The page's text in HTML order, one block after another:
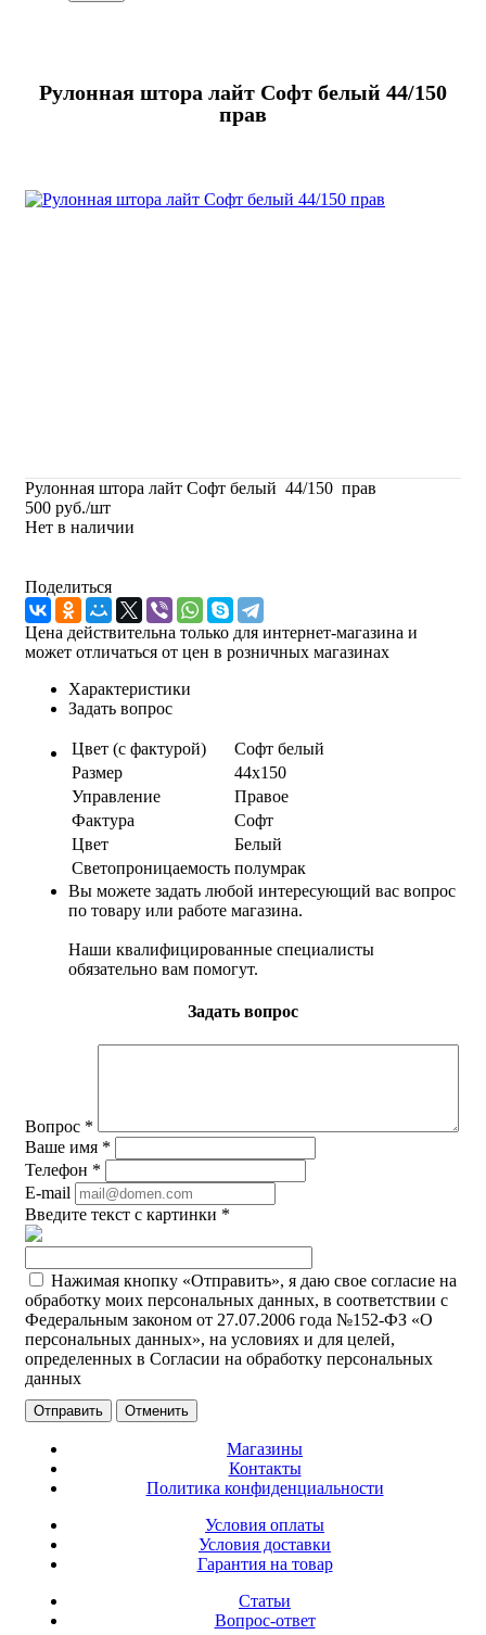
Рулонная штора лайт Софт белый 44/150
прав
Рулонная штора лайт Софт белый 44/150 прав
500 руб./шт
Нет в наличии
Поделиться
Цена действительна только для интернет-магазина и
может отличаться от цен в розничных магазинах
Характеристики
Задать вопрос
Цвет (с фактурой)
Софт белый
Размер
44х150
Управление
Правое
Фактура
Софт
Цвет
Белый
Светопроницаемость полумрак
Вы можете задать любой интересующий вас вопрос
по товару или работе магазина.
Наши квалифицированные специалисты
обязательно вам помогут.
Задать вопрос
Вопрос *
Ваше имя *
Телефон *
E-mail
Введите текст с картинки *
Нажимая кнопку «Отправить», я даю свое согласие на
обработку моих персональных данных, в соответствии с
Федеральным законом от 27.07.2006 года №152-ФЗ «О
персональных данных», на условиях и для целей,
определенных в Согласии на обработку персональных
данных
Отменить
Магазины
Контакты
Политика конфиденциальности
Условия оплаты
Условия доставки
Гарантия на товар
Статьи
Вопрос-ответ